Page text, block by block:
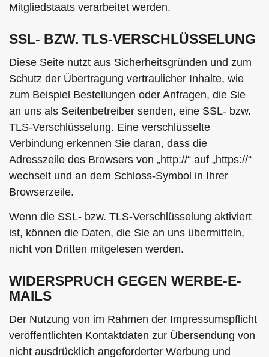
Mitgliedstaats verarbeitet werden.
SSL- BZW. TLS-VERSCHLÜSSELUNG
Diese Seite nutzt aus Sicherheitsgründen und zum
Schutz der Übertragung vertraulicher Inhalte, wie
zum Beispiel Bestellungen oder Anfragen, die Sie
an uns als Seitenbetreiber senden, eine SSL- bzw.
TLS-Verschlüsselung. Eine verschlüsselte
Verbindung erkennen Sie daran, dass die
Adresszeile des Browsers von „http://“ auf „https://“
wechselt und an dem Schloss-Symbol in Ihrer
Browserzeile.
Wenn die SSL- bzw. TLS-Verschlüsselung aktiviert
ist, können die Daten, die Sie an uns übermitteln,
nicht von Dritten mitgelesen werden.
WIDERSPRUCH GEGEN WERBE-E-
MAILS
Der Nutzung von im Rahmen der Impressumspflicht
veröffentlichten Kontaktdaten zur Übersendung von
nicht ausdrücklich angeforderter Werbung und